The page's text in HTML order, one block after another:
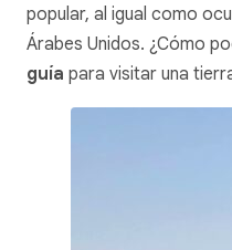
popular, al igual como
Árabes Unidos. ¿Cómo
guía para visitar una